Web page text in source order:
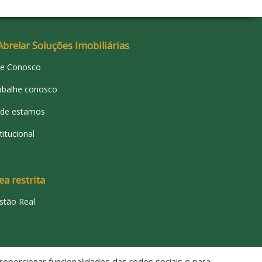
Soluções Imobiliárias
Conosco
conosco
estamos
restrita
Real